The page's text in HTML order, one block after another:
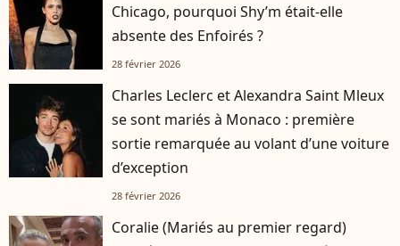
Chicago, pourquoi Shy’m était-elle
absente des Enfoirés ?
28 février 2026
Charles Leclerc et Alexandra Saint Mleux
se sont mariés à Monaco : première
sortie remarquée au volant d’une voiture
d’exception
28 février 2026
Coralie (Mariés au premier regard)